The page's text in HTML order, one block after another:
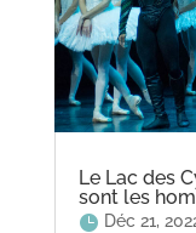
Le Lac des
sont les
Déc 21,